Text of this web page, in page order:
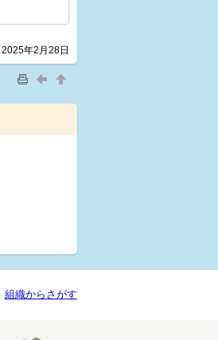
2025年2月28日
組織からさがす